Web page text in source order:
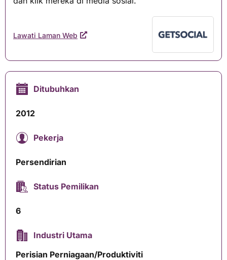
Lawati Laman Web
Ditubuhkan
2012
Pekerja
Persendirian
Status Pemilikan
6
Industri Utama
Perisian Perniagaan/Produktiviti